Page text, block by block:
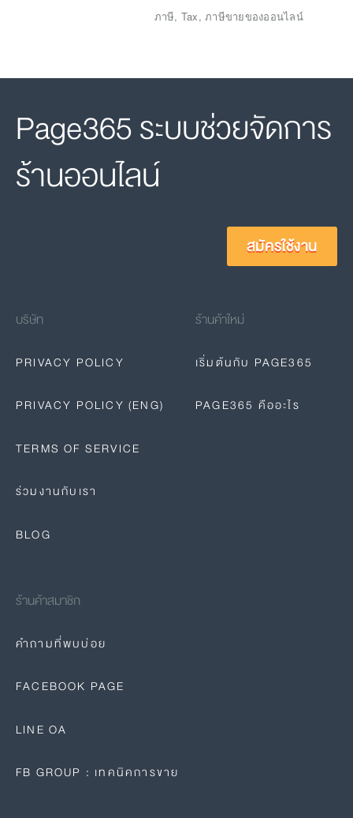
ภาษี, Tax, ภาษีขายของออนไลน์
Page365 ระบบช่วยจัดการ
ร้านออนไลน์
สมัครใช้งาน
บริษัท
PRIVACY POLICY
PRIVACY POLICY (ENG)
TERMS OF SERVICE
ร่วมงานกับเรา
BLOG
ร้านค้าใหม่
เริ่มต้นกับ PAGE365
PAGE365 คืออะไร
ร้านค้าสมาชิก
คำถามที่พบบ่อย
FACEBOOK PAGE
LINE OA
FB GROUP : เทคนิคการขาย